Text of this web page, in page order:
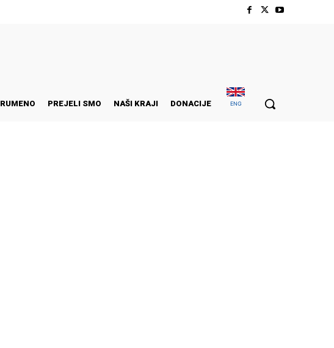
RUMENO PREJELI SMO NAŠI KRAJI DONACIJE ENG